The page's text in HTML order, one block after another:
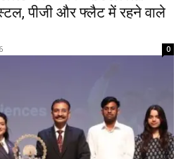
पीजी और फ्लैट में रहने वाले
0